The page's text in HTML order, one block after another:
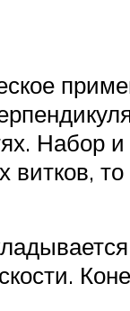
Набор
то